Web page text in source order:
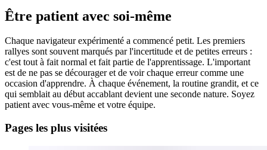
Être patient avec soi-même
Chaque navigateur expérimenté a commencé petit. Les premiers
rallyes sont souvent marqués par l'incertitude et de petites erreurs :
c'est tout à fait normal et fait partie de l'apprentissage. L'important
est de ne pas se décourager et de voir chaque erreur comme une
occasion d'apprendre. À chaque événement, la routine grandit, et ce
qui semblait au début accablant devient une seconde nature. Soyez
patient avec vous-même et votre équipe.
Pages les plus visitées